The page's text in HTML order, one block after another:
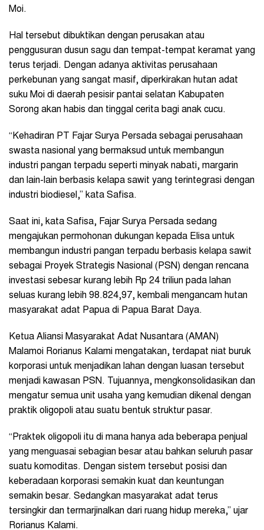
Moi.
Hal tersebut dibuktikan dengan perusakan atau
penggusuran dusun sagu dan tempat-tempat keramat yang
terus terjadi. Dengan adanya aktivitas perusahaan
perkebunan yang sangat masif, diperkirakan hutan adat
suku Moi di daerah pesisir pantai selatan Kabupaten
Sorong akan habis dan tinggal cerita bagi anak cucu.
“Kehadiran PT Fajar Surya Persada sebagai perusahaan
swasta nasional yang bermaksud untuk membangun
industri pangan terpadu seperti minyak nabati, margarin
dan lain-lain berbasis kelapa sawit yang terintegrasi dengan
industri biodiesel,” kata Safisa.
Saat ini, kata Safisa, Fajar Surya Persada sedang
mengajukan permohonan dukungan kepada Elisa untuk
membangun industri pangan terpadu berbasis kelapa sawit
sebagai Proyek Strategis Nasional (PSN) dengan rencana
investasi sebesar kurang lebih Rp 24 triliun pada lahan
seluas kurang lebih 98.824,97, kembali mengancam hutan
masyarakat adat Papua di Papua Barat Daya.
Ketua Aliansi Masyarakat Adat Nusantara (AMAN)
Malamoi Rorianus Kalami mengatakan, terdapat niat buruk
korporasi untuk menjadikan lahan dengan luasan tersebut
menjadi kawasan PSN. Tujuannya, mengkonsolidasikan dan
mengatur semua unit usaha yang kemudian dikenal dengan
praktik oligopoli atau suatu bentuk struktur pasar.
“Praktek oligopoli itu di mana hanya ada beberapa penjual
yang menguasai sebagian besar atau bahkan seluruh pasar
suatu komoditas. Dengan sistem tersebut posisi dan
keberadaan korporasi semakin kuat dan keuntungan
semakin besar. Sedangkan masyarakat adat terus
tersingkir dan termarjinalkan dari ruang hidup mereka,” ujar
Rorianus Kalami.